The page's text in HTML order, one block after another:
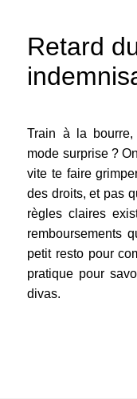
Retard
Train à la bourre,
mode surprise ?
vite te faire
des droits, et pas
règles claires
remboursements
petit resto pour
pratique pour
divas.